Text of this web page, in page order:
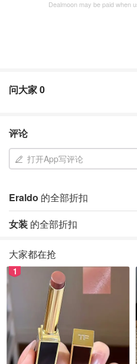
Dealmoon may be paid when
问大家0
评论
打开App写评论
Eraldo 的全部折扣
女装 的全部折扣
大家都在抢
1